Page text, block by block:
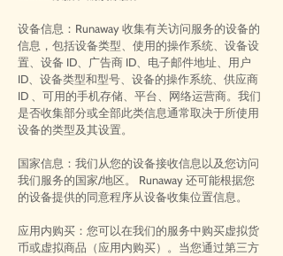
设备信息：Runaway 收集有关访问服务的设备的
信息，包括设备类型、使用的操作系统、设备设
置、设备 ID、广告商 ID、电子邮件地址、用户
ID、设备类型和型号、设备的操作系统、供应商
ID 、可用的手机存储、平台、网络运营商。我们
是否收集部分或全部此类信息通常取决于所使用
设备的类型及其设置。
国家信息：我们从您的设备接收信息以及您访问
我们服务的国家/地区。 Runaway 还可能根据您
的设备提供的同意程序从设备收集位置信息。
应用内购买：您可以在我们的服务中购买虚拟货
币或虚拟商品（应用内购买）。当您通过第三方